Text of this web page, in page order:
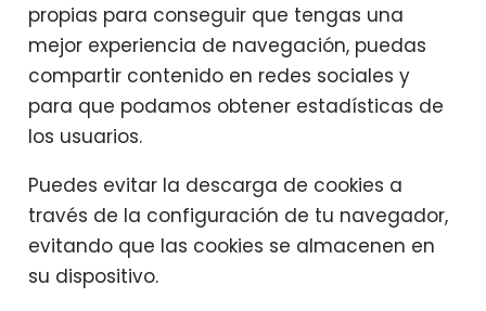
propias para conseguir que tengas una
mejor experiencia de navegación, puedas
compartir contenido en redes sociales y
para que podamos obtener estadísticas de
los usuarios.
Puedes evitar la descarga de cookies a
través de la configuración de tu navegador,
evitando que las cookies se almacenen en
su dispositivo.